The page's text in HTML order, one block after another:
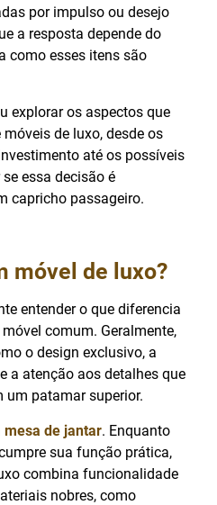
por impulso ou desejo
a resposta depende do
como esses itens são
explorar os aspectos que
de luxo, desde os
até os possíveis
essa decisão é
capricho passageiro.
móvel de luxo?
entender o que diferencia
comum. Geralmente,
o design exclusivo, a
a atenção aos detalhes que
um patamar superior.
mesa de jantar. Enquanto
sua função prática,
combina funcionalidade
nobres, como